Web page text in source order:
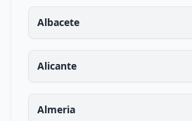
Albacete
Alicante
Almeria